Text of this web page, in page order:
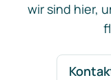
wir sind hier,